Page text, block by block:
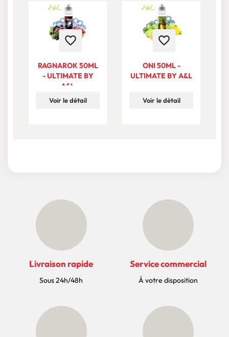
favorite_border
RAGNAROK 50ML
- ULTIMATE BY
A&L
Voir le détail
favorite_border
ONI 50ML -
ULTIMATE BY A&L
Voir le détail
Livraison rapide
Sous 24h/48h
Service commercial
À votre disposition